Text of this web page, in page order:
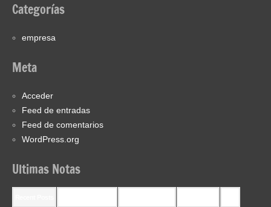
Categorías
empresa
Meta
Acceder
Feed de entradas
Feed de comentarios
WordPress.org
Ultimas Notas